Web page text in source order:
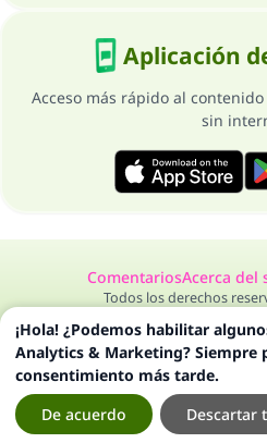
Aplicación
Acceso más rápido al
sin
ComentariosAcerca del
Todos los derechos
¡Hola! ¿Podemos habilitar
Analytics & Marketing? Siempre
consentimiento más tarde.
Descartar
De acuerdo